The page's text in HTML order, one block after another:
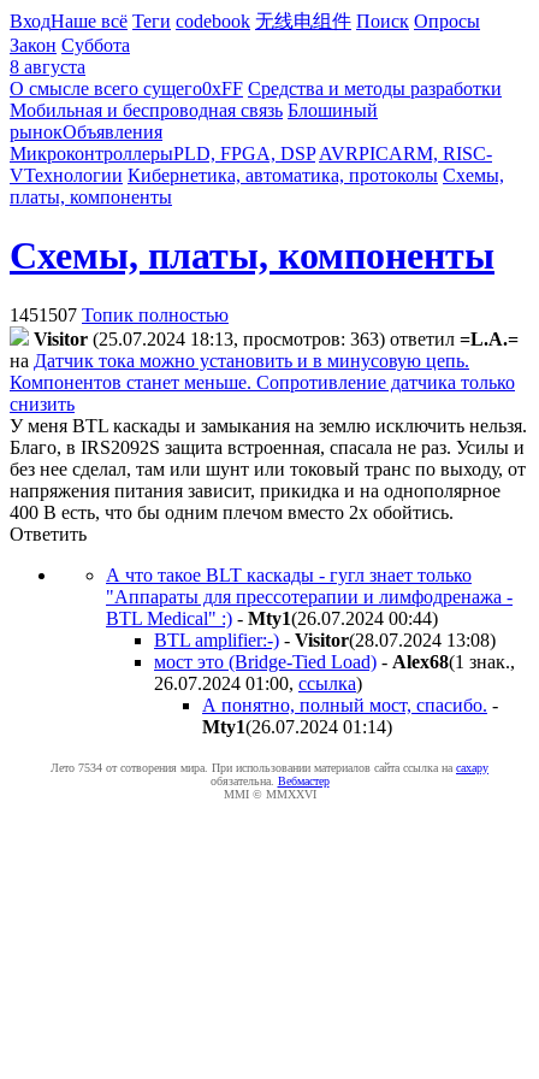
ВходНаше всё Теги codebook 无线电组件 Поиск Опросы
Закон Суббота
8 августа
О смысле всего сущего0xFF Средства и методы разработки
Мобильная и беспроводная связь Блошиный
рынокОбъявления
МикроконтроллерыPLD, FPGA, DSP AVRPICARM, RISC-
VТехнологии Кибернетика, автоматика, протоколы Схемы,
платы, компоненты
Схемы, платы, компоненты
1451507 Топик полностью
Visitor (25.07.2024 18:13, просмотров: 363) ответил =L.A.=
на Датчик тока можно установить и в минусовую цепь.
Компонентов станет меньше. Сопротивление датчика только
снизить
У меня BTL каскады и замыкания на землю исключить нельзя.
Благо, в IRS2092S защита встроенная, спасала не раз. Усилы и
без нее сделал, там или шунт или токовый транс по выходу, от
напряжения питания зависит, прикидка и на однополярное
400 В есть, что бы одним плечом вместо 2х обойтись.
Ответить
А что такое BLT каскады - гугл знает только
"Аппараты для прессотерапии и лимфодренажа -
BTL Medical" :) - Mty1(26.07.2024 00:44)
BTL amplifier:-) - Visitor(28.07.2024 13:08)
мост это (Bridge-Tied Load) - Alex68(1 знак.,
26.07.2024 01:00, ссылка)
А понятно, полный мост, спасибо. -
Mty1(26.07.2024 01:14)
Лето 7534 от сотворения мира. При использовании материалов сайта ссылка на caxapу
обязательна. Вебмастер
MMI © MMXXVI